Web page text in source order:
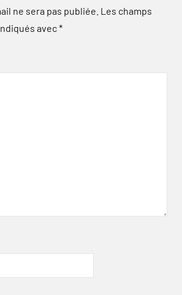
ne sera pas publiée. Les champs
avec*